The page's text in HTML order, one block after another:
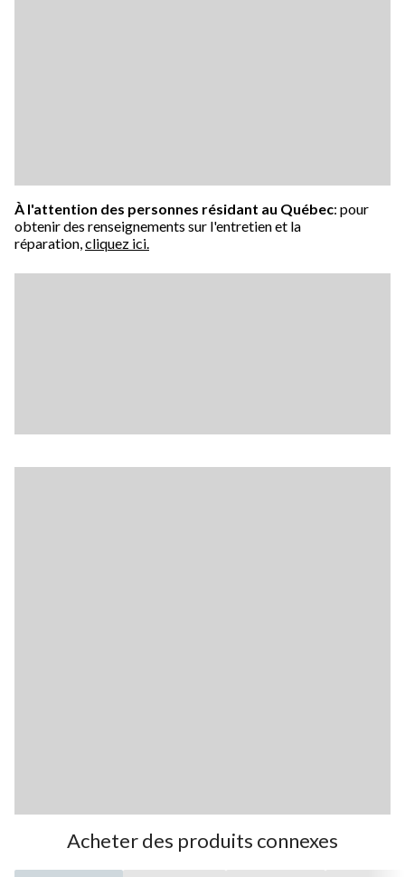
À l'attention des personnes résidant au Québec: pour
obtenir des renseignements sur l'entretien et la
réparation,cliquez ici.
Acheter des produits connexes